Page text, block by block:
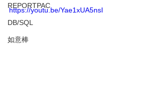
REPORTPAC
DB/SQL
如意棒
https://youtu.be/Yae1xUA5nsI